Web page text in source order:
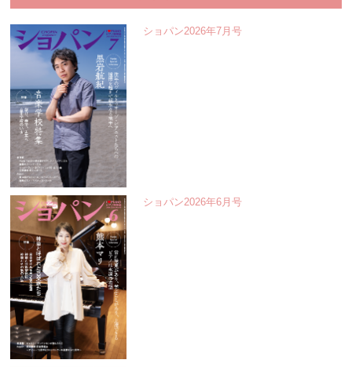
ショパン2026年7月号
ショパン2026年6月号